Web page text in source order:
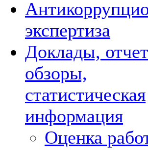
экспертиза
Доклады,
обзоры,
статистическая
информация
Оценка